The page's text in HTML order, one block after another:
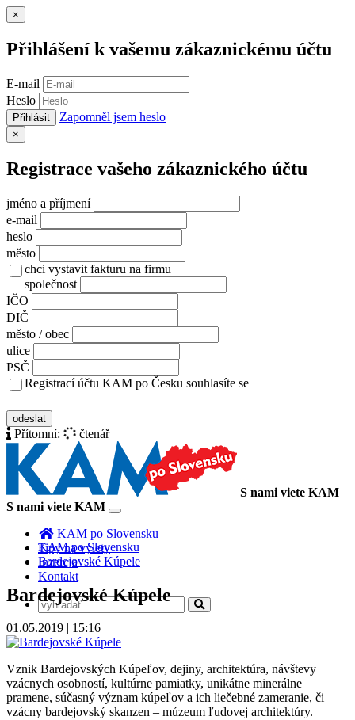
×
Přihlášení k vašemu zákaznickému účtu
E-mail
Heslo
Přihlásit Zapomněl jsem heslo
×
Registrace vašeho zákaznického účtu
jméno a příjmení
e-mail
heslo
město
chci vystavit fakturu na firmu
společnost
IČO
DIČ
město / obec
ulice
PSČ
Registrací účtu KAM po Česku souhlasíte se
odeslat
Přítomní: čtenář
S nami viete KAM
S nami viete KAM
Toggle
navigation
KAM po Slovensku
Tipy na výlety
Inzercia
Kontakt
KAM po Slovensku
Bardejovské Kúpele
Bardejovské Kúpele
01.05.2019 | 15:16
Vznik Bardejovských Kúpeľov, dejiny, architektúra, návštevy
vzácnych osobností, kultúrne pamiatky, unikátne minerálne
pramene, súčasný význam kúpeľov a ich liečebné zameranie, či
vzácny bardejovský skanzen – múzeum ľudovej architektúry.